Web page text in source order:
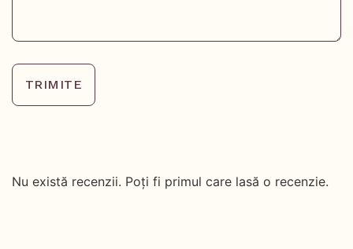
TRIMITE
Nu există recenzii. Poți fi primul care lasă o recenzie.